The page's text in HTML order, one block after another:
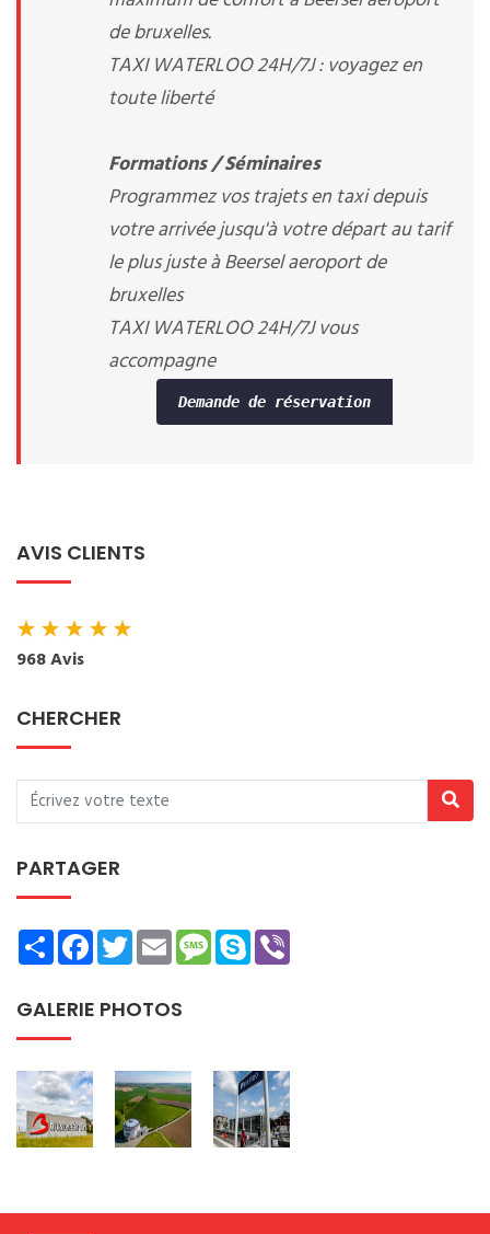
de bruxelles.
TAXI WATERLOO 24H/7J : voyagez en
toute liberté
Formations / Séminaires
Programmez vos trajets en taxi depuis
votre arrivée jusqu'à votre départ au tarif
le plus juste à Beersel aeroport de
bruxelles
TAXI WATERLOO 24H/7J vous
accompagne
Demande de réservation
AVIS CLIENTS
★★★★★
968 Avis
CHERCHER
PARTAGER
ShareFacebookTwitterEmailMessage
Skype
GALERIE PHOTOS